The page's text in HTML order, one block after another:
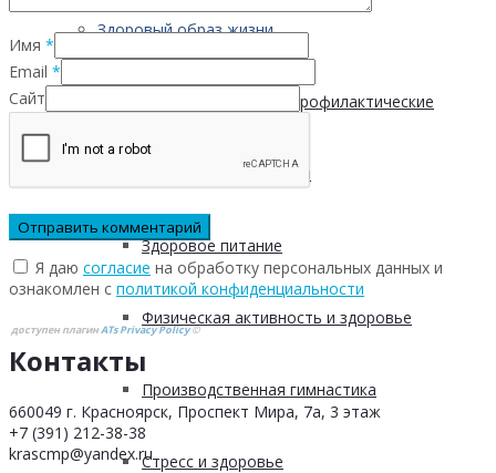
Здоровый образ жизни
Диспансеризация и профилактические
медицинские осмотры
Здоровое питание
Физическая активность и здоровье
Производственная гимнастика
Стресс и здоровье
Имя *
Email *
Сайт
Я даю согласие на обработку персональных данных и
ознакомлен с политикой конфиденциальности
доступен плагинATs Privacy Policy©
Контакты
660049 г. Красноярск, Проспект Мира, 7а, 3 этаж
+7 (391) 212-38-38
krascmp@yandex.ru